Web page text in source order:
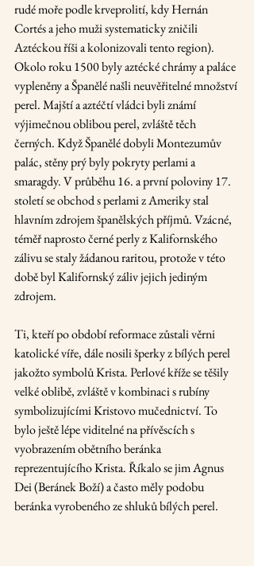
rudé moře podle krveprolití, kdy Hernán
Cortés a jeho muži systematicky zničili
Aztéckou říši a kolonizovali tento region).
Okolo roku 1500 byly aztécké chrámy a paláce
vypleněny a Španělé našli neuvěřitelné množství
perel. Majští a aztéčtí vládci byli známí
výjimečnou oblibou perel, zvláště těch
černých. Když Španělé dobyli Montezumův
palác, stěny prý byly pokryty perlami a
smaragdy. V průběhu 16. a první poloviny 17.
století se obchod s perlami z Ameriky stal
hlavním zdrojem španělských příjmů. Vzácné,
téměř naprosto černé perly z Kalifornského
zálivu se staly žádanou raritou, protože v této
době byl Kalifornský záliv jejich jediným
zdrojem.
Ti, kteří po období reformace zůstali věrni
katolické víře, dále nosili šperky z bílých perel
jakožto symbolů Krista. Perlové kříže se těšily
velké oblibě, zvláště v kombinaci s rubíny
symbolizujícími Kristovo mučednictví. To
bylo ještě lépe viditelné na přívěscích s
vyobrazením obětního beránka
reprezentujícího Krista. Říkalo se jim Agnus
Dei (Beránek Boží) a často měly podobu
beránka vyrobeného ze shluků bílých perel.